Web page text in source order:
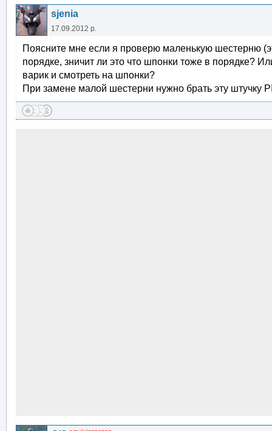
sjenia
17.09.2012 р.
Поясните мне если я проверю маленькую шестерню
порядке, зничит ли это что шпонки тоже в порядке?
варик и смотреть на шпонки?
При замене малой шестерни нужно брать эту штучку